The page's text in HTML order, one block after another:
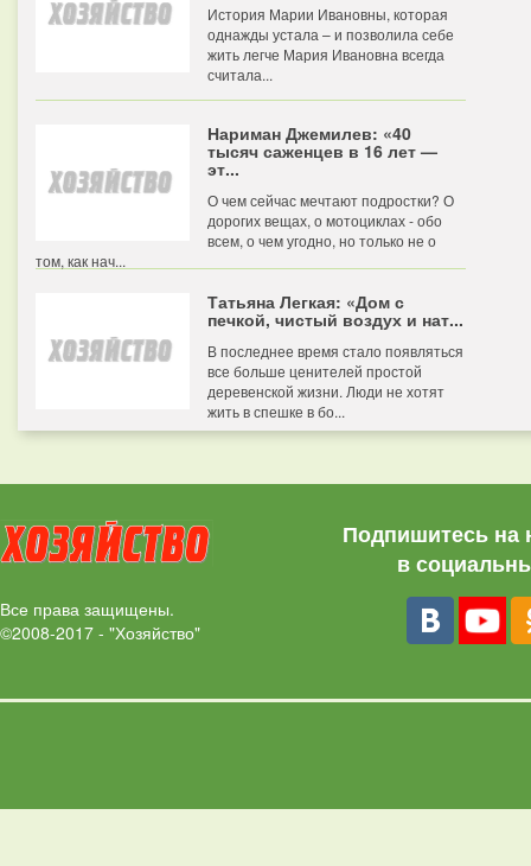
История Марии Ивановны, которая
однажды устала – и позволила себе
жить легче Мария Ивановна всегда
считала...
Нариман Джемилев: «40
тысяч саженцев в 16 лет —
эт...
О чем сейчас мечтают подростки? О
дорогих вещах, о мотоциклах - обо
всем, о чем угодно, но только не о
том, как нач...
Татьяна Легкая: «Дом с
печкой, чистый воздух и нат...
В последнее время стало появляться
все больше ценителей простой
деревенской жизни. Люди не хотят
жить в спешке в бо...
Все права защищены.
©2008-2017 - "Хозяйство"
Подпишитесь на
в